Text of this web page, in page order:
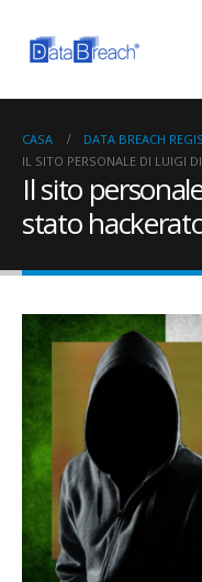
CASA
DATA BREACH
IL SITO PERSONALE DI LUIGI
Il sito
stato